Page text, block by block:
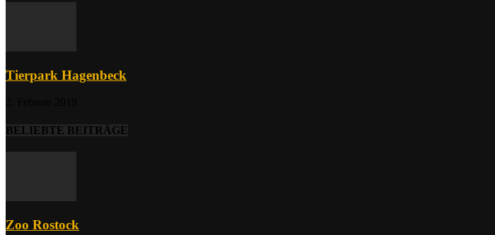
Tierpark Hagenbeck
BELIEBTE BEITRÄGE
Zoo Rostock